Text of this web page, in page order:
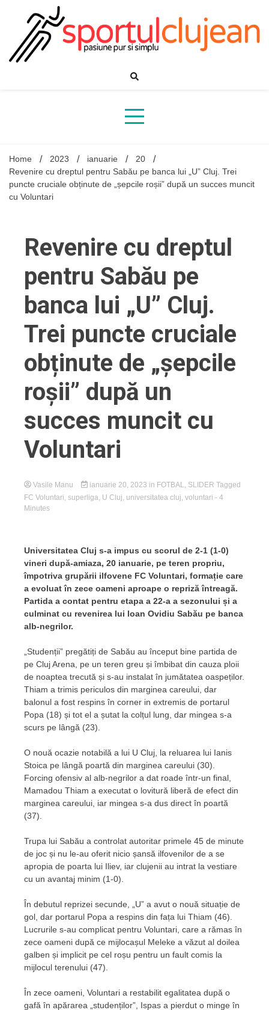
Home 2023 ianuarie
20
Revenire cu dreptul pentru Sabău pe banca lui „U” Cluj. Trei
puncte cruciale obținute de „șepcile roșii” după un succes muncit
cu Voluntari
Revenire cu dreptul
pentru Sabău pe
banca lui „U” Cluj.
Trei puncte cruciale
obținute de „șepcile
roșii” după un
succes muncit cu
Voluntari
Vasile Manu ianuarie 20, 2023 in FOTBAL SLIDER Tagged
FC Voluntari superliga U Cluj universitatea cluj voluntari - 4
Minutes
Universitatea Cluj s-a impus cu scorul de 2-1 (1-0)
vineri după-amiaza, 20 ianuarie, pe teren propriu,
împotriva grupării ilfovene FC Voluntari, formație care
a evoluat în zece oameni aproape o repriză întreagă.
Partida a contat pentru etapa a 22-a a sezonului și a
culminat cu revenirea lui Ioan Ovidiu Sabău pe banca
alb-negrilor.
„Studenții” pregătiți de Sabău au început bine partida de
pe Cluj Arena, pe un teren greu și îmbibat din cauza ploii
de noaptea trecută și s-au instalat în jumătatea oaspeților.
Thiam a trimis periculos din marginea careului, dar
balonul a fost respins în corner in extremis de portarul
Popa (18) și tot el a șutat la colțul lung, dar mingea s-a
scurs pe lângă (23).
O nouă ocazie notabilă a lui U Cluj, la reluarea lui Ianis
Stoica pe lângă poartă din marginea careului (30).
Forcing ofensiv al alb-negrilor a dat roade într-un final,
Mamadou Thiam a executat o lovitură liberă de efect din
marginea careului, iar mingea s-a dus direct în poartă
(37).
Trupa lui Sabău a controlat autoritar primele 45 de minute
de joc și nu le-au oferit nicio șansă ilfovenilor de a se
apropia de poarta lui Iliev, iar clujenii au intrat la vestiare
cu un avantaj minim (1-0).
În debutul reprizei secunde, „U” a avut o nouă situație de
gol, dar portarul Popa a respins din fața lui Thiam (46).
Lucrurile s-au complicat pentru Voluntari, care a rămas în
zece oameni după ce mijlocașul Meleke a văzut al doilea
galben și implicit pe cel roșu pentru un fault comis la
mijlocul terenului (47).
În zece oameni, Voluntari a restabilit egalitatea după o
gafă în apărarea „studenților”, Ispas a pierdut o minge în